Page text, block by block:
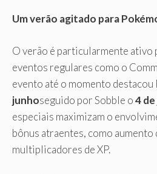
Um verão agitado para
O verão é particularmente ativo
eventos regulares como o
evento até o momento destacou
junhoseguido por Sobble o4
especiais maximizam o
bônus atraentes, como aumento
multiplicadores de XP.